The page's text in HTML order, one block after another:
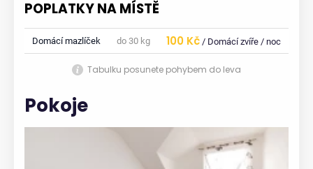
POPLATKY NA MÍSTĚ
Domácí mazlíček do 30 kg 100 Kč / Domácí zvíře / noc
Tabulku posunete pohybem do leva
Pokoje